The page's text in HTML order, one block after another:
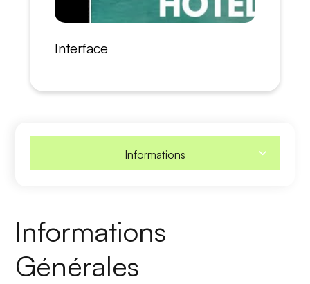
Interface
Informations
Informations
Générales